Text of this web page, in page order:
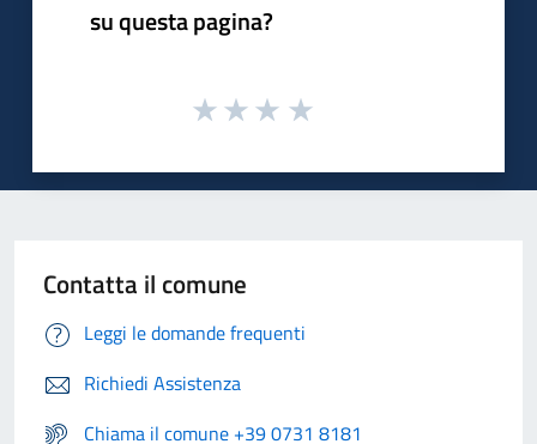
su questa pagina?
Contatta il comune
Leggi le domande frequenti
Richiedi Assistenza
Chiama il comune +39 0731 8181